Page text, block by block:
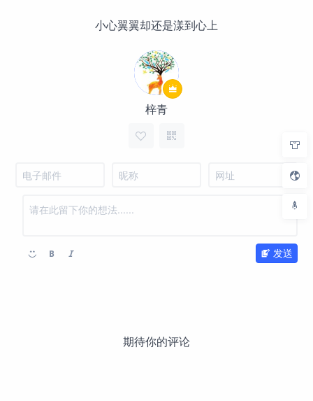
小心翼翼却还是漾到心上
梓青
发送
期待你的评论